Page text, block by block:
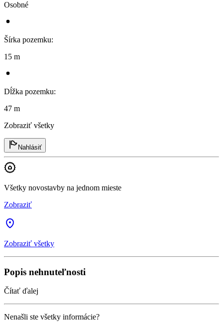
Osobné
Šírka pozemku:
15 m
Dĺžka pozemku:
47 m
Zobraziť všetky
Nahlásiť
Všetky novostavby na jednom mieste
Zobraziť
Zobraziť všetky
Popis nehnuteľnosti
Čítať ďalej
Nenašli ste všetky informácie?